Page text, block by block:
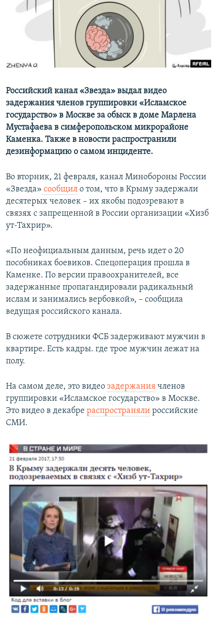
ПОБЕДИТЕЛЕЙ НЕ СУДЯТ?
КРЫМ.НЕПОКОРЕННЫЙ
УКРАИНСКАЯ ПРОБЛЕМА КРЫМА
ПРИСОЕДИНЯЙТЕСЬ!
Российский канал «Звезда» выдал видео
задержания членов группировки «Исламское
государство» в Москве за обыск в доме Марлена
Мустафаева в симферопольском микрорайоне
Каменка. Также в новости распространили
дезинформацию о самом инциденте.
Во вторник, 21 февраля, канал Минобороны России
«Звезда» сообщил о том, что в Крыму задержали
десятерых человек – их якобы подозревают в
связях с запрещенной в России организации «Хизб
ут-Тахрир».
«По неофициальным данным, речь идет о 20
пособниках боевиков. Спецоперация прошла в
Каменке. По версии правоохранителей, все
задержанные пропагандировали радикальный
ислам и занимались вербовкой», – сообщила
ведущая российского канала.
В сюжете сотрудники ФСБ задерживают мужчин в
квартире. Есть кадры. где трое мужчин лежат на
полу.
На самом деле, это видео задержания членов
группировки «Исламское государство» в Москве.
Это видео в декабре распространяли российские
СМИ.